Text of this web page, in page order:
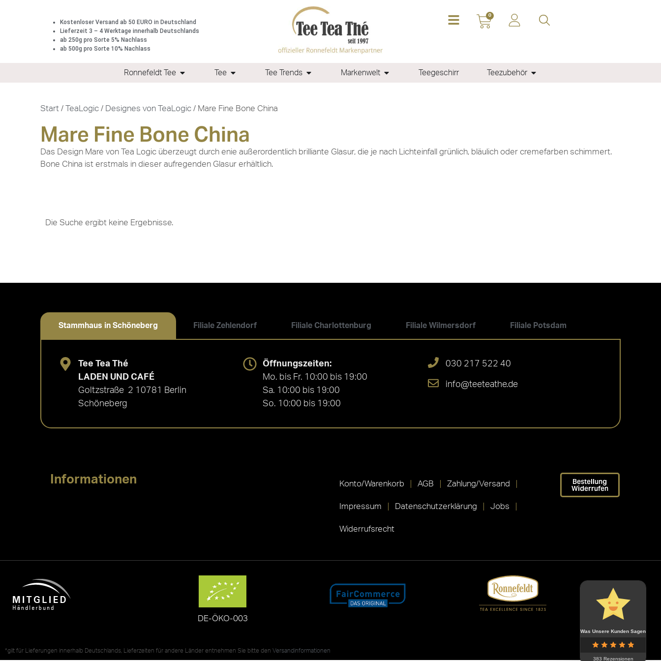
Kostenloser Versand ab 50 EURO in Deutschland
Lieferzeit 3 – 4 Werktage innerhalb Deutschlands
ab 250g pro Sorte 5% Nachlass
ab 500g pro Sorte 10% Nachlass
0
Ronnefeldt Tee Tee Tee Trends Markenwelt Teegeschirr Teezubehör
Start / TeaLogic / Designes von TeaLogic / Mare Fine Bone China
Mare Fine Bone China
Das Design Mare von Tea Logic überzeugt durch enie außerordentlich brilliante Glasur, die je nach Lichteinfall grünlich, bläulich oder cremefarben schimmert.
Bone China ist erstmals in dieser aufregenden Glasur erhältlich.
Die Suche ergibt keine Ergebnisse.
Stammhaus in Schöneberg Filiale Zehlendorf Filiale Charlottenburg Filiale Wilmersdorf Filiale Potsdam
Tee Tea Thé
LADEN UND CAFÉ
Goltzstraße 2 10781 Berlin
Schöneberg
Öffnungszeiten:
Mo. bis Fr. 10:00 bis 19:00
Sa. 10:00 bis 19:00
So. 10:00 bis 19:00
030 217 522 40
info@teeteathe.de
Informationen Konto/Warenkorb AGB Zahlung/Versand
Impressum Datenschutzerklärung Jobs
Widerrufsrecht
Bestellung
Widerrufen
DE-ÖKO-003
*gilt für Lieferungen innerhalb Deutschlands, Lieferzeiten für andere Länder entnehmen Sie bitte den Versandinformationen
Was Unsere Kunden Sagen
383 Rezensionen